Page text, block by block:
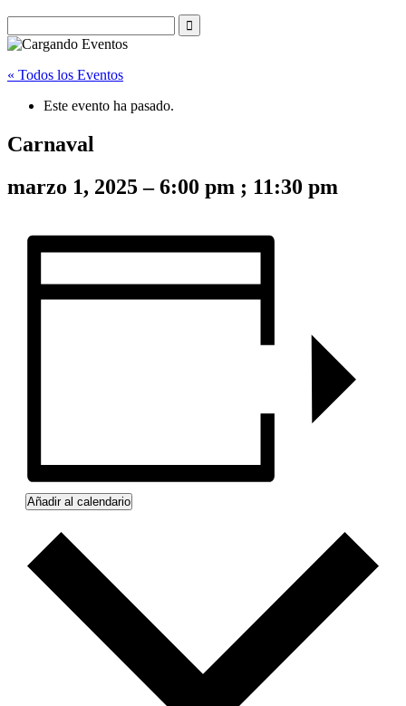
« Todos los Eventos
Este evento ha pasado.
Carnaval
marzo 1, 2025–6:00 pm ; 11:30 pm
Añadir al calendario